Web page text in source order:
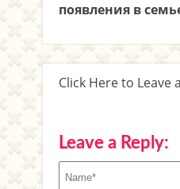
появления в
Click Here to Leave
Leave a Reply: